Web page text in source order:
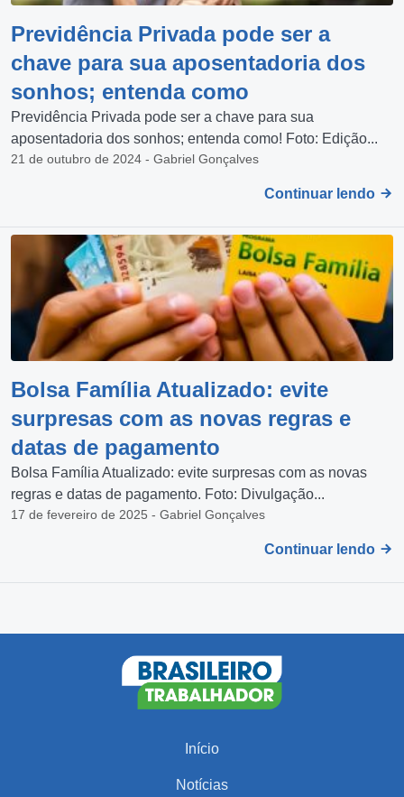
Previdência Privada pode ser a
chave para sua aposentadoria dos
sonhos; entenda como
Previdência Privada pode ser a chave para sua
aposentadoria dos sonhos; entenda como! Foto: Edição...
21 de outubro de 2024 - Gabriel Gonçalves
Continuar lendo
Bolsa Família Atualizado: evite
surpresas com as novas regras e
datas de pagamento
Bolsa Família Atualizado: evite surpresas com as novas
regras e datas de pagamento. Foto: Divulgação...
17 de fevereiro de 2025 - Gabriel Gonçalves
Continuar lendo
Início
Notícias